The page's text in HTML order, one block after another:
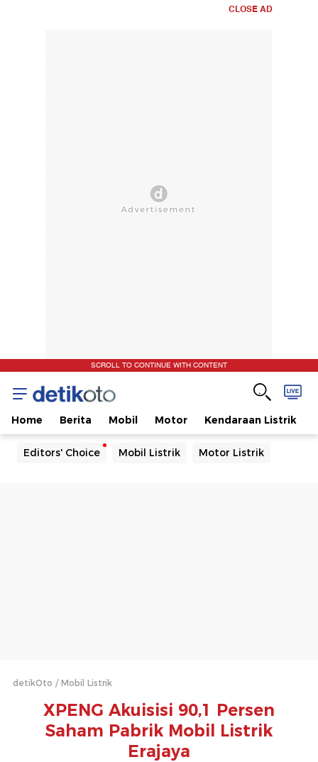
CLOSE AD
SCROLL TO CONTINUE WITH CONTENT
Home Berita Mobil Motor Kendaraan Listrik
Editors' Choice Mobil Listrik Motor Listrik
detikOto Mobil Listrik
XPENG Akuisisi 90,1 Persen
Saham Pabrik Mobil Listrik
Erajaya